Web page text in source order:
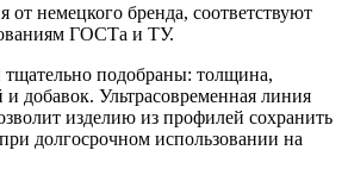
немецкого бренда, соответствуют
ГОСТа и ТУ.
подобраны: толщина,
добавок. Ультрасовременная линия
изделию из профилей сохранить
долгосрочном использовании на